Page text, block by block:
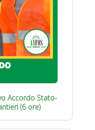
Accordo Stato-
(6 ore)